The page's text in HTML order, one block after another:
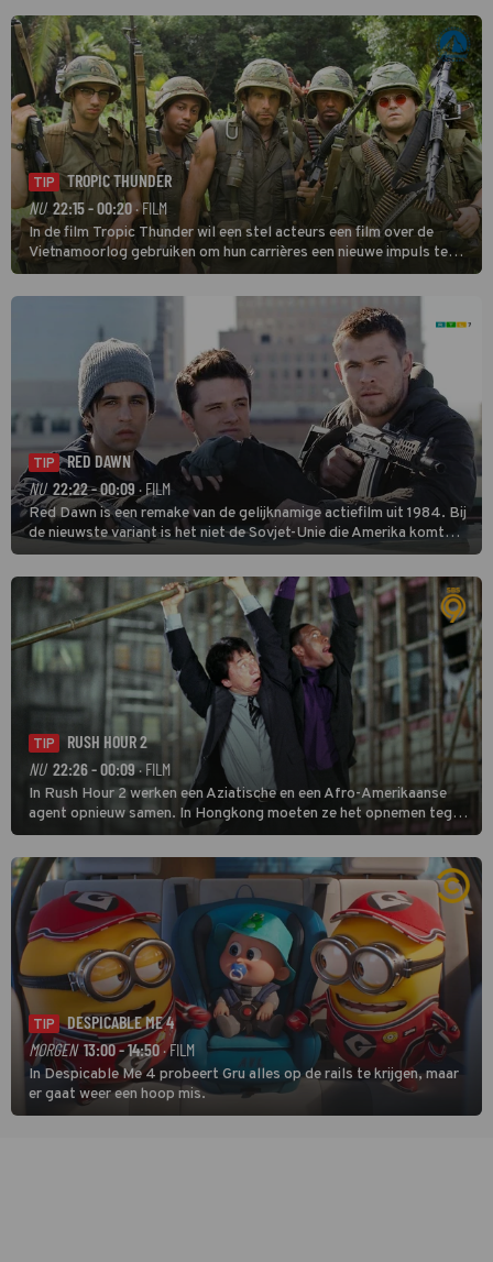
TIP
TROPIC THUNDER
NU 22:15 - 00:20· FILM
In de film Tropic Thunder wil een stel acteurs een film over de
Vietnamoorlog gebruiken om hun carrières een nieuwe impuls te
geven, maar tijdens de opnamen in het zuiden van Vietnam komen
ze in een oorlog tussen twee drugsbendes terecht.
TIP
RED DAWN
NU 22:22 - 00:09· FILM
Red Dawn is een remake van de gelijknamige actiefilm uit 1984. Bij
de nieuwste variant is het niet de Sovjet-Unie die Amerika komt
binnenvallen, maar zijn Rusland en Noord-Korea de vijanden.
TIP
RUSH HOUR 2
NU 22:26 - 00:09· FILM
In Rush Hour 2 werken een Aziatische en een Afro-Amerikaanse
agent opnieuw samen. In Hongkong moeten ze het opnemen tegen
een bende die met vals geld handelt.
TIP
DESPICABLE ME 4
MORGEN 13:00 - 14:50· FILM
In Despicable Me 4 probeert Gru alles op de rails te krijgen, maar
er gaat weer een hoop mis.